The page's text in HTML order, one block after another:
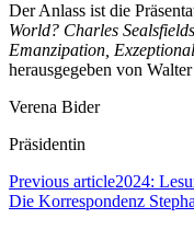
Der Anlass ist die
World? Charles
Emanzipation,
herausgegeben von
Verena Bider
Präsidentin
Previous article2024:
Die Korrespondenz